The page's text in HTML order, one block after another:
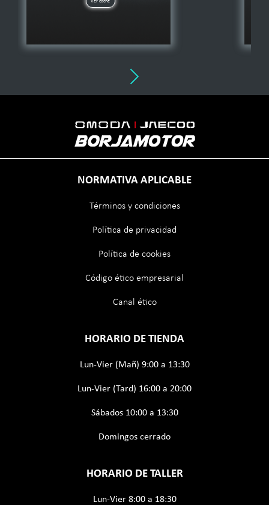
NORMATIVA APLICABLE
Términos y condiciones
Política de privacidad
Política de cookies
Código ético empresarial
Canal ético
HORARIO DE TIENDA
Lun-Vier (Mañ) 9:00 a 13:30
Lun-Vier (Tard) 16:00 a 20:00
Sábados 10:00 a 13:30
Domingos cerrado
HORARIO DE TALLER
Lun-Vier 8:00 a 18:30